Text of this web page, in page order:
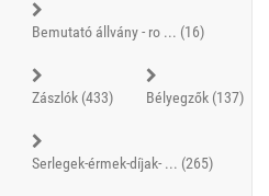
Bemutató állvány - ro ... (16)
Zászlók (433) Bélyegzők (137)
Serlegek-érmek-díjak- ... (265)